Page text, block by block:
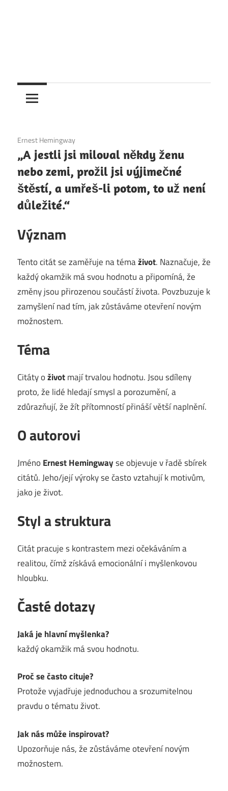
6. 12. 2020
Ernest Hemingway
„A jestli jsi miloval někdy ženu
nebo zemi, prožil jsi výjimečné
štěstí, a umřeš-li potom, to už není
důležité.“
Význam
Tento citát se zaměřuje na témaživot. Naznačuje, že
každý okamžik má svou hodnotu a připomíná, že
změny jsou přirozenou součástí života. Povzbuzuje k
zamyšlení nad tím, jak zůstáváme otevření novým
možnostem.
Téma
Citáty oživotmají trvalou hodnotu. Jsou sdíleny
proto, že lidé hledají smysl a porozumění, a
zdůrazňují, že žít přítomností přináší větší naplnění.
O autorovi
Jméno Ernest Hemingwayse objevuje v řadě sbírek
citátů. Jeho/její výroky se často vztahují k motivům,
jako je život.
Styl a struktura
Citát pracuje s kontrastem mezi očekáváním a
realitou, čímž získává emocionální i myšlenkovou
hloubku.
Časté dotazy
Jaká je hlavní myšlenka?
každý okamžik má svou hodnotu.
Proč se často cituje?
Protože vyjadřuje jednoduchou a srozumitelnou
pravdu o tématu život.
Jak nás může inspirovat?
Upozorňuje nás, že zůstáváme otevření novým
možnostem.